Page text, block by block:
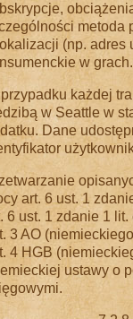
metoda
(np. adres
w grach.
każdej
w Seattle w
Dane
art. 6 ust. 1
6 ust. 1 zdanie 1
3 AO
4 HGB
ustawy o